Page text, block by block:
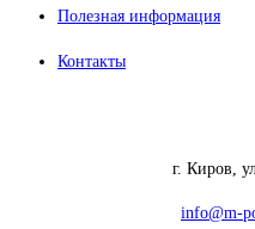
Полезная информация
Контакты
г. Киров,
info@m-